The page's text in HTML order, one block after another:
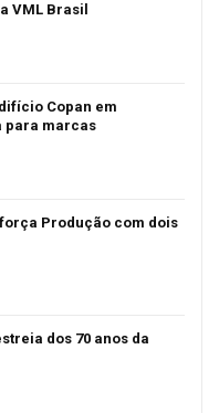
VML Brasil
Copan em
para marcas
Produção com dois
dos 70 anos da